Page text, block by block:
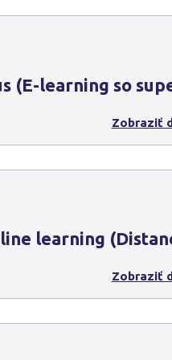
(E-learning so
Zobraziť
learning
Zobraziť